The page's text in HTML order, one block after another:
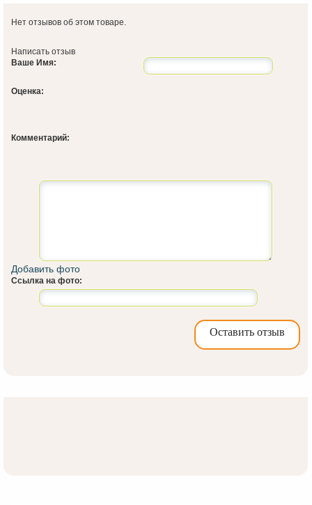
Нет отзывов об этом товаре.
Написать отзыв
Ваше Имя:
Оценка:
Комментарий:
Добавить фото
Ссылка на фото:
Оставить отзыв